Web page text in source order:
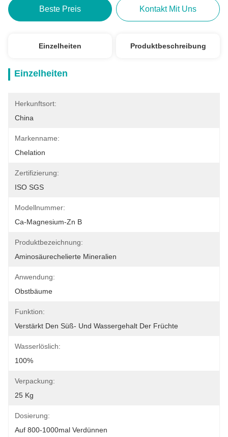
Beste Preis Kontakt Mit Uns
Einzelheiten Produktbeschreibung
Einzelheiten
Herkunftsort:
China
Markenname:
Chelation
Zertifizierung:
ISO SGS
Modellnummer:
Ca-Magnesium-Zn B
Produktbezeichnung:
Aminosäurechelierte Mineralien
Anwendung:
Obstbäume
Funktion:
Verstärkt Den Süß- Und Wassergehalt Der Früchte
Wasserlöslich:
100%
Verpackung:
25 Kg
Dosierung:
Auf 800-1000mal Verdünnen